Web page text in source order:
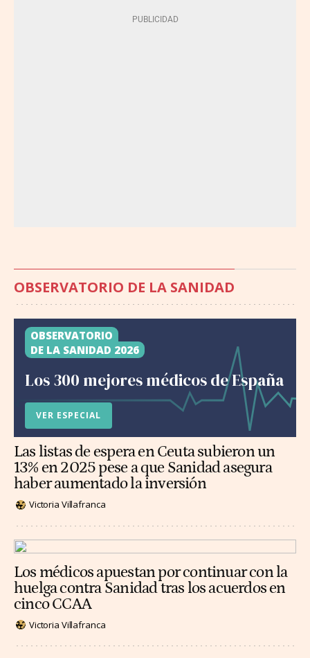
OBSERVATORIO DE LA SANIDAD
OBSERVATORIO
DE LA SANIDAD 2026
Los 300 mejores médicos de España
VER ESPECIAL
Las listas de espera en Ceuta subieron un
13% en 2025 pese a que Sanidad asegura
haber aumentado la inversión
Victoria Villafranca
Los médicos apuestan por continuar con la
huelga contra Sanidad tras los acuerdos en
cinco CCAA
Victoria Villafranca